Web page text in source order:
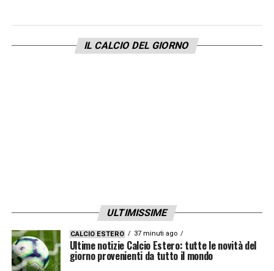
IL CALCIO DEL GIORNO
ULTIMISSIME
CALCIO ESTERO 37 minuti ago
Ultime notizie Calcio Estero: tutte le novità del
giorno provenienti da tutto il mondo